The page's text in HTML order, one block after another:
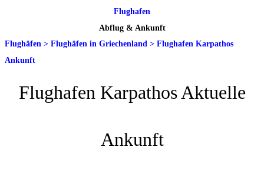
Flughafen
Abflug & Ankunft
Flughäfen > Flughäfen in Griechenland > Flughafen Karpathos
Ankunft
Flughafen Karpathos Aktuelle
Ankunft